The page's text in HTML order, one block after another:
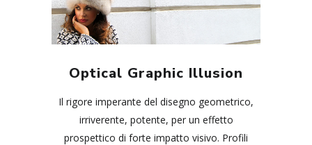
Optical Graphic Illusion
Il rigore imperante del disegno geometrico,
irriverente, potente, per un effetto
prospettico di forte impatto visivo. Profili